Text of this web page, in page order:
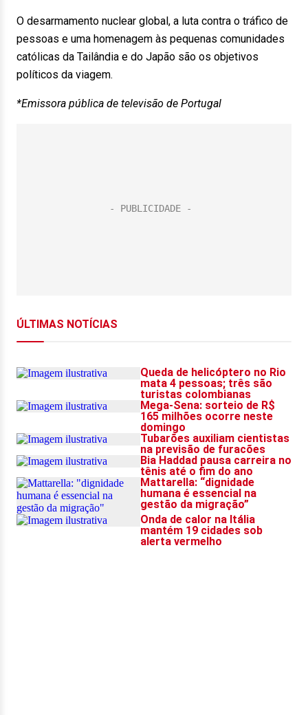
O desarmamento nuclear global, a luta contra o tráfico de
pessoas e uma homenagem às pequenas comunidades
católicas da Tailândia e do Japão são os objetivos
políticos da viagem.
*Emissora pública de televisão de Portugal